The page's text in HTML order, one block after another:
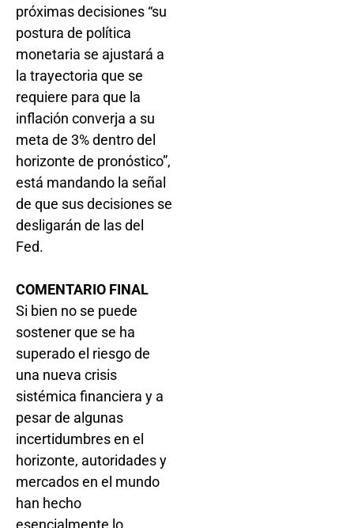
próximas decisiones “su
postura de política
monetaria se ajustará a
la trayectoria que se
requiere para que la
inflación converja a su
meta de 3% dentro del
horizonte de pronóstico”,
está mandando la señal
de que sus decisiones se
desligarán de las del
Fed.
COMENTARIO FINAL
Si bien no se puede
sostener que se ha
superado el riesgo de
una nueva crisis
sistémica financiera y a
pesar de algunas
incertidumbres en el
horizonte, autoridades y
mercados en el mundo
han hecho
esencialmente lo